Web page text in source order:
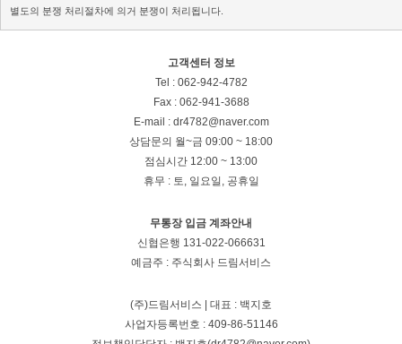
별도의 분쟁 처리절차에 의거 분쟁이 처리됩니다.
고객센터 정보
Tel : 062-942-4782
Fax : 062-941-3688
E-mail : dr4782@naver.com
상담문의 월~금 09:00 ~ 18:00
점심시간 12:00 ~ 13:00
휴무 : 토, 일요일, 공휴일
무통장 입금 계좌안내
신협은행 131-022-066631
예금주 : 주식회사 드림서비스
(주)드림서비스 | 대표 : 백지호
사업자등록번호 : 409-86-51146